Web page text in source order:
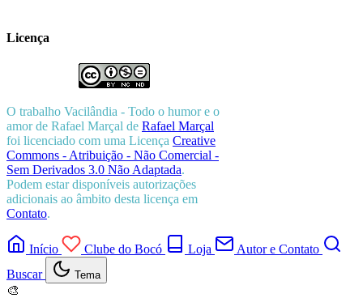
Licença
O trabalho Vacilândia - Todo o humor e o
amor de Rafael Marçal de Rafael Marçal
foi licenciado com uma Licença Creative
Commons - Atribuição - Não Comercial -
Sem Derivados 3.0 Não Adaptada.
Podem estar disponíveis autorizações
adicionais ao âmbito desta licença em
Contato.
Início Clube do Bocó Loja
Autor e Contato
Buscar
Tema
🎨